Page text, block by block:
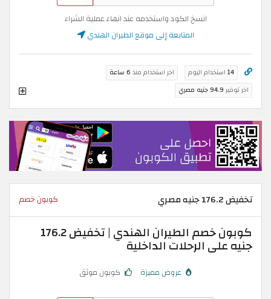
انسخ الكود واستخدمه عند انهاء عملية الشراء
المتابعة إلى موقع الطيران الهندي
14 استخدام اليوم اخر استخدام منذ 6 ساعة
اخر توفير 94.9 جنيه مصري
تخفيض 176.2 جنيه مصري كوبون خصم
كوبون خصم الطيران الهندي | تخفيض 176.2
جنيه على الرحلات الداخلية
عروض مميزة كوبون موثق